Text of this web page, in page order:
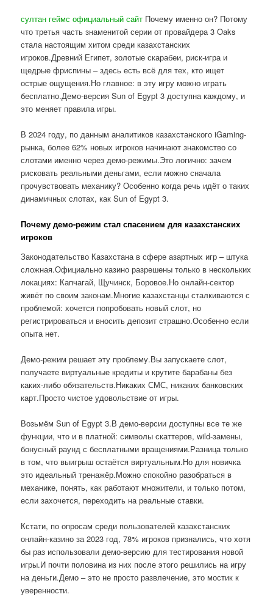
султан геймс официальный сайт Почему именно он? Потому
что третья часть знаменитой серии от провайдера 3 Oaks
стала настоящим хитом среди казахстанских
игроков.Древний Египет, золотые скарабеи, риск-игра и
щедрые фриспины – здесь есть всё для тех, кто ищет
острые ощущения.Но главное: в эту игру можно играть
бесплатно.Демо-версия Sun of Egypt 3 доступна каждому, и
это меняет правила игры.
В 2024 году, по данным аналитиков казахстанского iGaming-
рынка, более 62% новых игроков начинают знакомство со
слотами именно через демо-режимы.Это логично: зачем
рисковать реальными деньгами, если можно сначала
прочувствовать механику? Особенно когда речь идёт о таких
динамичных слотах, как Sun of Egypt 3.
Почему демо-режим стал спасением для казахстанских
игроков
Законодательство Казахстана в сфере азартных игр – штука
сложная.Официально казино разрешены только в нескольких
локациях: Капчагай, Щучинск, Боровое.Но онлайн-сектор
живёт по своим законам.Многие казахстанцы сталкиваются с
проблемой: хочется попробовать новый слот, но
регистрироваться и вносить депозит страшно.Особенно если
опыта нет.
Демо-режим решает эту проблему.Вы запускаете слот,
получаете виртуальные кредиты и крутите барабаны без
каких-либо обязательств.Никаких СМС, никаких банковских
карт.Просто чистое удовольствие от игры.
Возьмём Sun of Egypt 3.В демо-версии доступны все те же
функции, что и в платной: символы скаттеров, wild-замены,
бонусный раунд с бесплатными вращениями.Разница только
в том, что выигрыш остаётся виртуальным.Но для новичка
это идеальный тренажёр.Можно спокойно разобраться в
механике, понять, как работают множители, и только потом,
если захочется, переходить на реальные ставки.
Кстати, по опросам среди пользователей казахстанских
онлайн-казино за 2023 год, 78% игроков признались, что хотя
бы раз использовали демо-версию для тестирования новой
игры.И почти половина из них после этого решились на игру
на деньги.Демо – это не просто развлечение, это мостик к
уверенности.